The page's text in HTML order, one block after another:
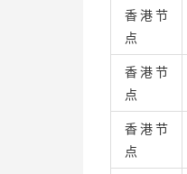
香港节
点
香港节
点
香港节
点